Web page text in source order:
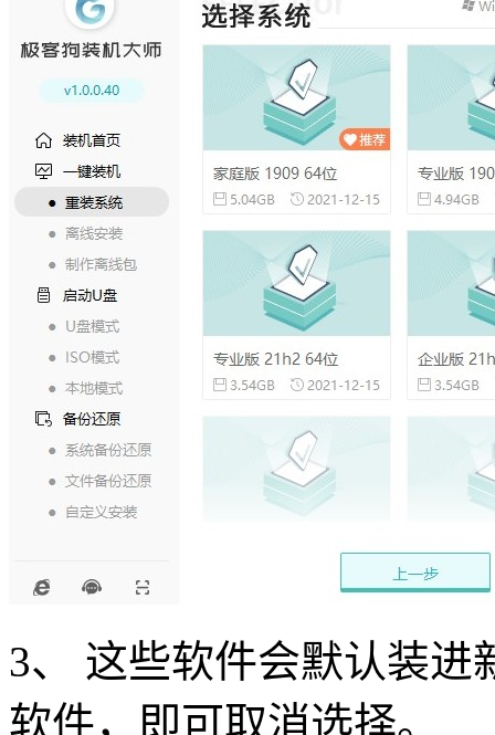
3、 这些软件会默认装进
软件，即可取消选择。